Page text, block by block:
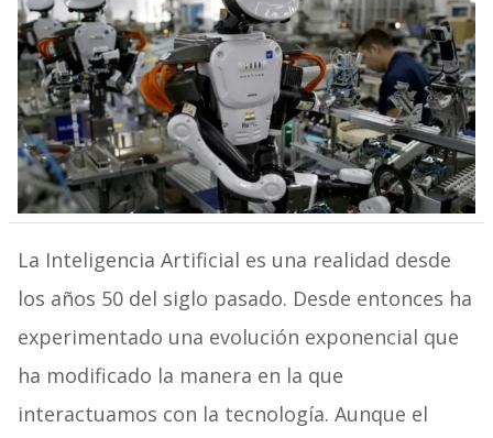
La Inteligencia Artificial es una realidad desde
los años 50 del siglo pasado. Desde entonces ha
experimentado una evolución exponencial que
ha modificado la manera en la que
interactuamos con la tecnología. Aunque el